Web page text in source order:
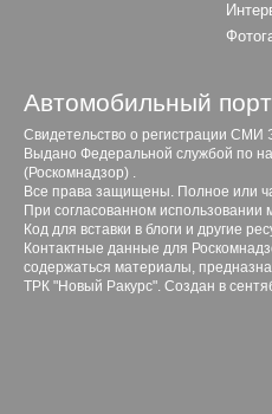
Автомобильный
Свидетельство о регистрации
Выдано Федеральной службой по
(Роскомнадзор) .
Все права защищены. Полное или
При согласованном использовании
Код для вставки в блоги и другие
Контактные данные для
содержаться материалы,
ТРК "Новый Ракурс". Создан в